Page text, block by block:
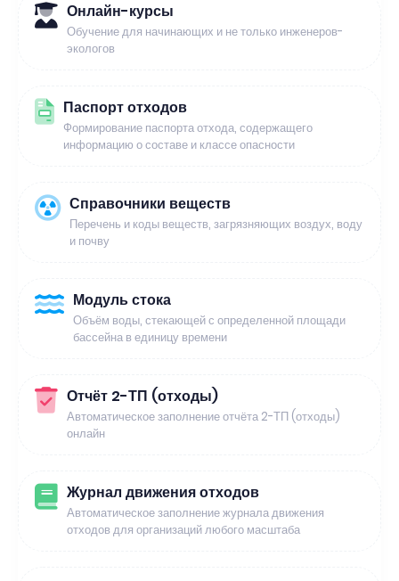
Онлайн-курсы
Обучение для начинающих и не только инженеров-
экологов
Паспорт отходов
Формирование паспорта отхода, содержащего
информацию о составе и классе опасности
Справочники веществ
Перечень и коды веществ, загрязняющих воздух, воду
и почву
Модуль стока
Объём воды, стекающей с определенной площади
бассейна в единицу времени
Отчёт 2-ТП (отходы)
Автоматическое заполнение отчёта 2-ТП (отходы)
онлайн
Журнал движения отходов
Автоматическое заполнение журнала движения
отходов для организаций любого масштаба